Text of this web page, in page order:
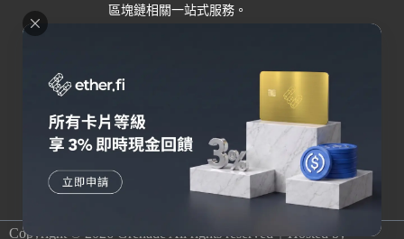
區塊鏈相關一站式服務。
Grenade
關於我們
聯絡我們
錢包
交易所
Bybit
OKX
HOYA BIT
其他
Copyright © 2026 Grenade All rights reserved｜Hosted by